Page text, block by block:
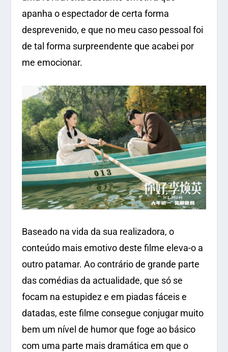
apanha o espectador de certa forma
desprevenido, e que no meu caso pessoal foi
de tal forma surpreendente que acabei por
me emocionar.
Baseado na vida da sua realizadora, o
conteúdo mais emotivo deste filme eleva-o a
outro patamar. Ao contrário de grande parte
das comédias da actualidade, que só se
focam na estupidez e em piadas fáceis e
datadas, este filme consegue conjugar muito
bem um nível de humor que foge ao básico
com uma parte mais dramática em que o